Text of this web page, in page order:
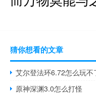
猜你想看的文章
艾尔登法环6.72怎么玩不
原神深渊3.0怎么打怪